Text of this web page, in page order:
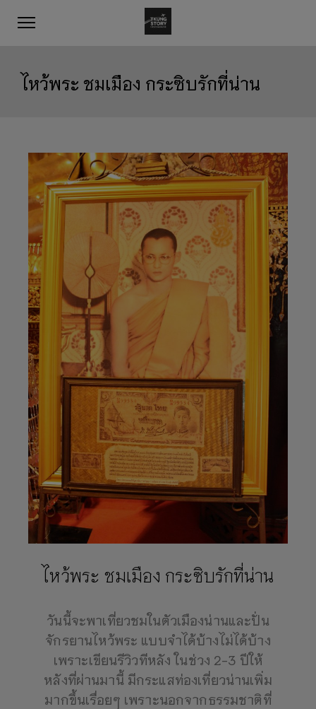
ไหว้พระ ชมเมือง กระซิบรักที่น่าน
ไหว้พระ ชมเมือง กระซิบรักที่น่าน
วันนี้จะพาเที่ยวชมในตัวเมืองน่านและปั่น
จักรยานไหว้พระ แบบจำได้บ้างไม่ได้บ้าง
เพราะเขียนรีวิวทีหลัง ในช่วง 2-3 ปีให้
หลังที่ผ่านมานี้ มีกระแสท่องเที่ยวน่านเพิ่ม
มากขึ้นเรื่อยๆ เพราะนอกจากธรรมชาติที่